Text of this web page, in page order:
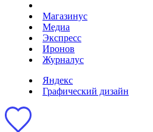
Магазинус
Медиа
Экспресс
Иронов
Журналус
Яндекс
Графический дизайн